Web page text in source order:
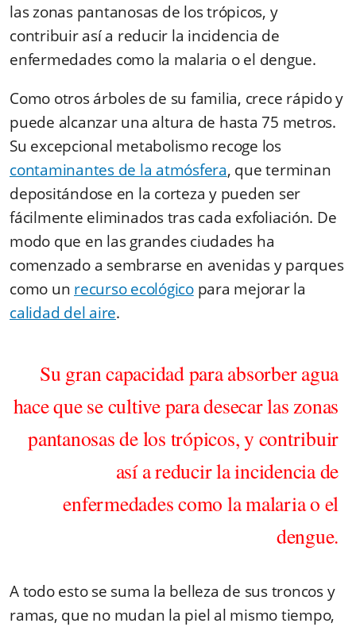
las zonas pantanosas de los trópicos, y
contribuir así a reducir la incidencia de
enfermedades como la malaria o el dengue.
Como otros árboles de su familia, crece rápido y
puede alcanzar una altura de hasta 75 metros.
Su excepcional metabolismo recoge los
contaminantes de la atmósfera, que terminan
depositándose en la corteza y pueden ser
fácilmente eliminados tras cada exfoliación. De
modo que en las grandes ciudades ha
comenzado a sembrarse en avenidas y parques
como un recurso ecológicopara mejorar la
calidad del aire.
Su gran capacidad para absorber agua
hace que se cultive para desecar las zonas
pantanosas de los trópicos, y contribuir
así a reducir la incidencia de
enfermedades como la malaria o el
dengue.
A todo esto se suma la belleza de sus troncos y
ramas, que no mudan la piel al mismo tiempo,